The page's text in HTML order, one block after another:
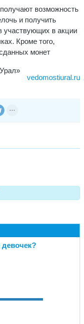
возможность
и получить
участвующих в акции
Кроме того,
монет
vedomostiural.ru